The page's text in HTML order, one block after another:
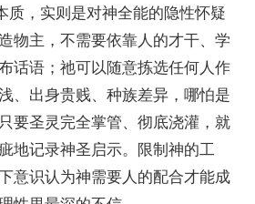
质，实则是对神全能的隐性怀疑
物主，不需要依靠人的才干、学
话语；祂可以随意拣选任何人作
、出身贵贱、种族差异，哪怕是
要圣灵完全掌管、彻底浇灌，就
地记录神圣启示。限制神的工
意识认为神需要人的配合才能成